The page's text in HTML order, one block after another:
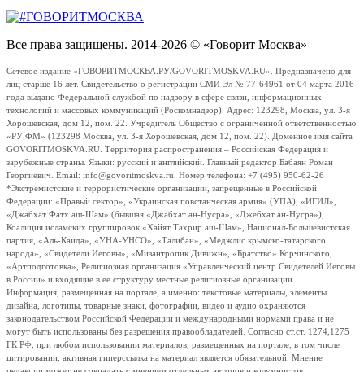
Все права защищены. 2014-2026 © «Говорит Москва»
Сетевое издание «ГОВОРИТМОСКВА.РУ/GOVORITMOSKVA.RU». Предназначено для
лиц старше 16 лет. Свидетельство о регистрации СМИ Эл № 77-64961 от 04 марта 2016
года выдано Федеральной службой по надзору в сфере связи, информационных
технологий и массовых коммуникаций (Роскомнадзор). Адрес: 123298, Москва, ул. 3-я
Хорошевская, дом 12, пом. 22. Учредитель Общество с ограниченной ответственностью
«РУ ФМ» (123298 Москва, ул. 3-я Хорошевская, дом 12, пом. 22). Доменное имя сайта
GOVORITMOSKVA.RU. Территория распространения – Российская Федерация и
зарубежные страны. Языки: русский и английский. Главный редактор Бабаян Роман
Георгиевич. Email: info@govoritmoskva.ru. Номер телефона: +7 (495) 950-62-26
*Экстремистские и террористические организации, запрещенные в Российской
Федерации: «Правый сектор», «Украинская повстанческая армия» (УПА), «ИГИЛ»,
«Джабхат Фатх аш-Шам» (бывшая «Джабхат ан-Нусра», «Джебхат ан-Нусра»),
Коалиция исламских группировок «Хайят Тахрир аш-Шам», Национал-Большевистская
партия, «Аль-Каида», «УНА-УНСО», «Талибан», «Меджлис крымско-татарского
народа», «Свидетели Иеговы», «Мизантропик Дивижн», «Братство» Корчинского,
«Артподготовка», Религиозная организация «Управленческий центр Свидетелей Иеговы
в России» и входящие в ее структуру местные религиозные организации.
Информация, размещенная на портале, а именно: текстовые материалы, элементы
дизайна, логотипы, товарные знаки, фотографии, видео и аудио охраняются
законодательством Российской Федерации и международными нормами права и не
могут быть использованы без разрешения правообладателей. Согласно ст.ст. 1274,1275
ГК РФ, при любом использовании материалов, размещенных на портале, в том числе
цитировании, активная гиперссылка на материал является обязательной. Мнение